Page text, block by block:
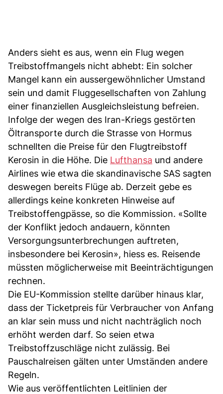
Anders sieht es aus, wenn ein Flug wegen
Treibstoffmangels nicht abhebt: Ein solcher
Mangel kann ein aussergewöhnlicher Umstand
sein und damit Fluggesellschaften von Zahlung
einer finanziellen Ausgleichsleistung befreien.
Infolge der wegen des Iran-Kriegs gestörten
Öltransporte durch die Strasse von Hormus
schnellten die Preise für den Flugtreibstoff
Kerosin in die Höhe. Die Lufthansa und andere
Airlines wie etwa die skandinavische SAS sagten
deswegen bereits Flüge ab. Derzeit gebe es
allerdings keine konkreten Hinweise auf
Treibstoffengpässe, so die Kommission. «Sollte
der Konflikt jedoch andauern, könnten
Versorgungsunterbrechungen auftreten,
insbesondere bei Kerosin», hiess es. Reisende
müssten möglicherweise mit Beeinträchtigungen
rechnen.
Die EU-Kommission stellte darüber hinaus klar,
dass der Ticketpreis für Verbraucher von Anfang
an klar sein muss und nicht nachträglich noch
erhöht werden darf. So seien etwa
Treibstoffzuschläge nicht zulässig. Bei
Pauschalreisen gälten unter Umständen andere
Regeln.
Wie aus veröffentlichten Leitlinien der